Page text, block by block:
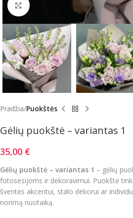
Click to enlarge
Pradžia Puokštės
Gėlių puokštė – variantas 1
35,00 €
Gėlių puokštė – variantas 1 – gėlių
fotosesijoms ir dekoravimui. Puokštė
šventės akcentui, stalo dekorui ar
norimą nuotaiką.